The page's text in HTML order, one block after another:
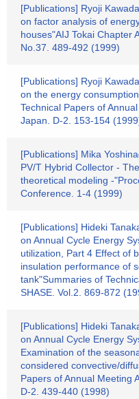
[Publications] Ryoji
on factor analysis of
houses"AIJ Tokai Chapter
No.37. 489-492 (1999)
[Publications] Ryoji
on the energy
Technical Papers of
Japan. D-2. 153-154
[Publications] Mika
PV/T Hybrid Collector -
theoretical modeling -
Conference. 1-4 (1999)
[Publications] Hideki
on Annual Cycle Energy
utilization, Part 4 Effect of
insulation performance of
tank"Summaries of
SHASE. Vol.2. 869-872
[Publications] Hideki
on Annual Cycle Energy
Examination of the
considered convective/
Papers of Annual Meeting
D-2. 439-440 (1998)